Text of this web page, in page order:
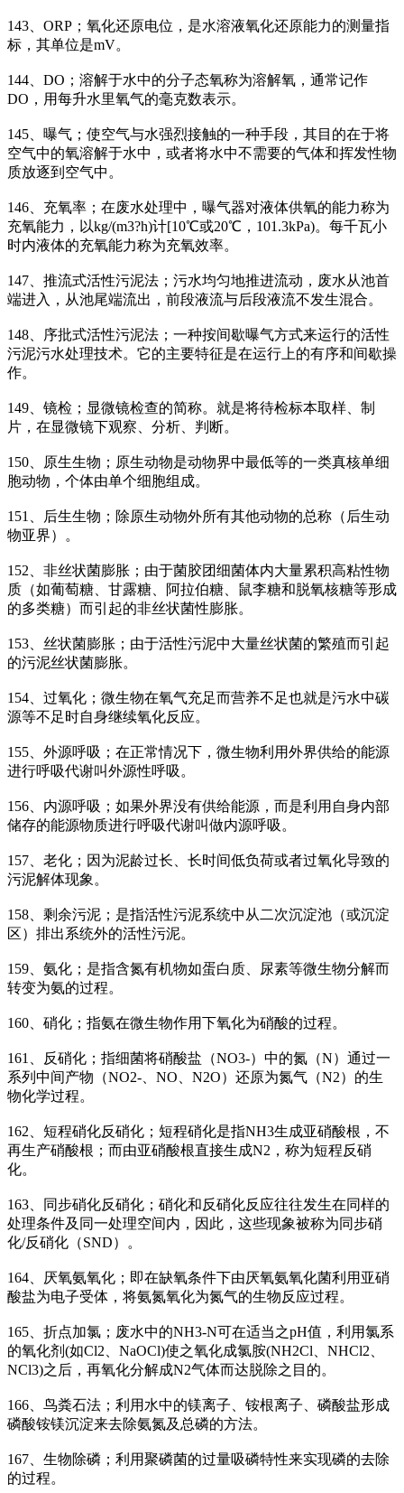
143、ORP；氧化还原电位，是水溶液氧化还原能力的测量指
标，其单位是mV。
144、DO；溶解于水中的分子态氧称为溶解氧，通常记作
DO，用每升水里氧气的毫克数表示。
145、曝气；使空气与水强烈接触的一种手段，其目的在于将
空气中的氧溶解于水中，或者将水中不需要的气体和挥发性物
质放逐到空气中。
146、充氧率；在废水处理中，曝气器对液体供氧的能力称为
充氧能力，以kg/(m3?h)计[10℃或20℃，101.3kPa)。每千瓦小
时内液体的充氧能力称为充氧效率。
147、推流式活性污泥法；污水均匀地推进流动，废水从池首
端进入，从池尾端流出，前段液流与后段液流不发生混合。
148、序批式活性污泥法；一种按间歇曝气方式来运行的活性
污泥污水处理技术。它的主要特征是在运行上的有序和间歇操
作。
149、镜检；显微镜检查的简称。就是将待检标本取样、制
片，在显微镜下观察、分析、判断。
150、原生生物；原生动物是动物界中最低等的一类真核单细
胞动物，个体由单个细胞组成。
151、后生生物；除原生动物外所有其他动物的总称（后生动
物亚界）。
152、非丝状菌膨胀；由于菌胶团细菌体内大量累积高粘性物
质（如葡萄糖、甘露糖、阿拉伯糖、鼠李糖和脱氧核糖等形成
的多类糖）而引起的非丝状菌性膨胀。
153、丝状菌膨胀；由于活性污泥中大量丝状菌的繁殖而引起
的污泥丝状菌膨胀。
154、过氧化；微生物在氧气充足而营养不足也就是污水中碳
源等不足时自身继续氧化反应。
155、外源呼吸；在正常情况下，微生物利用外界供给的能源
进行呼吸代谢叫外源性呼吸。
156、内源呼吸；如果外界没有供给能源，而是利用自身内部
储存的能源物质进行呼吸代谢叫做内源呼吸。
157、老化；因为泥龄过长、长时间低负荷或者过氧化导致的
污泥解体现象。
158、剩余污泥；是指活性污泥系统中从二次沉淀池（或沉淀
区）排出系统外的活性污泥。
159、氨化；是指含氮有机物如蛋白质、尿素等微生物分解而
转变为氨的过程。
160、硝化；指氨在微生物作用下氧化为硝酸的过程。
161、反硝化；指细菌将硝酸盐（NO3-）中的氮（N）通过一
系列中间产物（NO2-、NO、N2O）还原为氮气（N2）的生
物化学过程。
162、短程硝化反硝化；短程硝化是指NH3生成亚硝酸根，不
再生产硝酸根；而由亚硝酸根直接生成N2，称为短程反硝
化。
163、同步硝化反硝化；硝化和反硝化反应往往发生在同样的
处理条件及同一处理空间内，因此，这些现象被称为同步硝
化/反硝化（SND）。
164、厌氧氨氧化；即在缺氧条件下由厌氧氨氧化菌利用亚硝
酸盐为电子受体，将氨氮氧化为氮气的生物反应过程。
165、折点加氯；废水中的NH3-N可在适当之pH值，利用氯系
的氧化剂(如Cl2、NaOCl)使之氧化成氯胺(NH2Cl、NHCl2、
NCl3)之后，再氧化分解成N2气体而达脱除之目的。
166、鸟粪石法；利用水中的镁离子、铵根离子、磷酸盐形成
磷酸铵镁沉淀来去除氨氮及总磷的方法。
167、生物除磷；利用聚磷菌的过量吸磷特性来实现磷的去除
的过程。